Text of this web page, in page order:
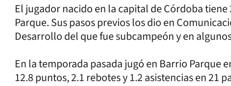
El jugador nacido en la capital de Córdoba
Parque. Sus pasos previos los dio en
Desarrollo del que fue subcampeón y en
En la temporada pasada jugó en Barrio Parque
12.8 puntos, 2.1 rebotes y 1.2 asistencias en 21